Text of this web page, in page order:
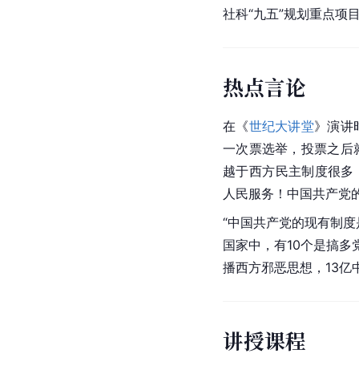
社科“九五”规划重点项
热点言论
在《世纪大讲堂》演讲
一次票选举，投票之后
越于西方民主制度很
人民服务！中国共产党
“中国共产党的现有制
国家中，有10个是搞多
播西方邪恶思想，13亿
讲授课程